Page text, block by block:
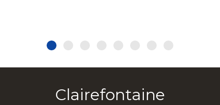
Clairefontaine